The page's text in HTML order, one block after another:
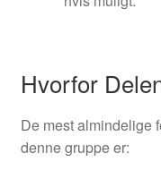
Hvorfor
De mest almindelige
denne gruppe er: